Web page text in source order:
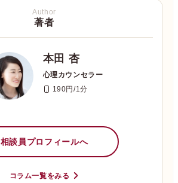
Author
著者
本田 杏
心理カウンセラー
190円/1分
相談員プロフィールへ
コラム一覧をみる